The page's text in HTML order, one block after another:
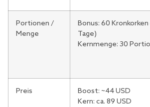
Portionen /
Menge
Bonus: 60 Kronkorken
Tage)
Kernmenge: 30
Preis
Boost: ~44 USD
Kern: ca. 89 USD